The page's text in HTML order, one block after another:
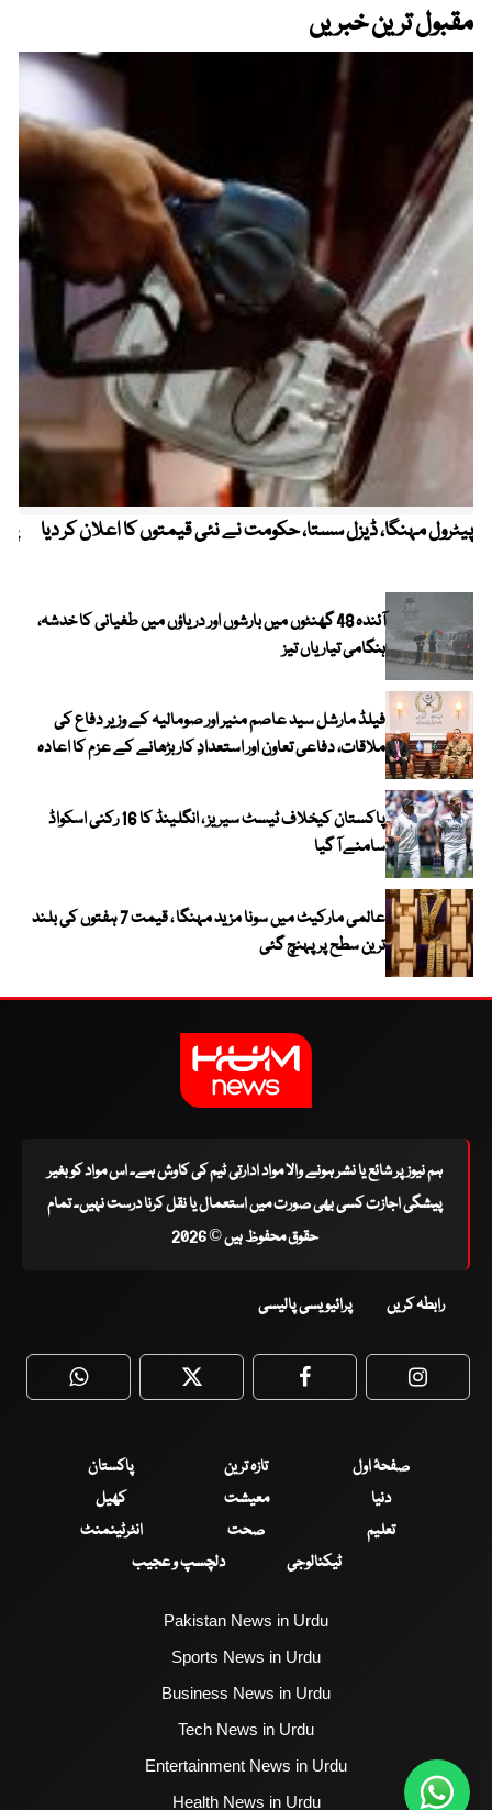
مقبول ترین خبریں
پیٹرول مہنگا، ڈیزل سستا، حکومت نے نئی قیمتوں کا اعلان کر دیا
آئندہ 48 گھنٹوں میں بارشوں اور دریاؤں میں طغیانی کا خدشہ،
ہنگامی تیاریاں تیز
فیلڈ مارشل سید عاصم منیر اور صومالیہ کے وزیر دفاع کی
ملاقات، دفاعی تعاون اور استعدادِ کار بڑھانے کے عزم کا اعادہ
پاکستان کیخلاف ٹیسٹ سیریز ، انگلینڈ کا 16 رکنی اسکواڈ
سامنے آ گیا
عالمی مارکیٹ میں سونا مزید مہنگا ، قیمت 7 ہفتوں کی بلند
ترین سطح پر پہنچ گئی
ہم نیوز پر شائع یا نشر ہونے والا مواد ادارتی ٹیم کی کاوش ہے۔ اس مواد کو بغیر
پیشگی اجازت کسی بھی صورت میں استعمال یا نقل کرنا درست نہیں۔ تمام
حقوق محفوظ ہیں © 2026
رابطہ کریں پرائیویسی پالیسی
WhatsApp Twitter Facebook
صفحۂ اول تازہ ترین
پاکستان
دنیا
معیشت
کھیل
تعلیم
صحت
انٹرٹینمنٹ
ٹیکنالوجی
دلچسپ و عجیب
Pakistan News in Urdu
Sports News in Urdu
Business News in Urdu
Tech News in Urdu
Entertainment News in Urdu
Health News in Urdu